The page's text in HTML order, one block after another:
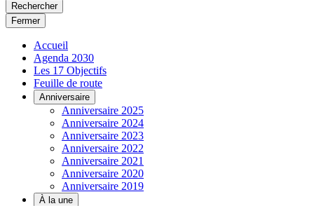
Rechercher
Fermer
Accueil
Agenda 2030
Les 17 Objectifs
Feuille de route
Anniversaire
Anniversaire 2025
Anniversaire 2024
Anniversaire 2023
Anniversaire 2022
Anniversaire 2021
Anniversaire 2020
Anniversaire 2019
À la une